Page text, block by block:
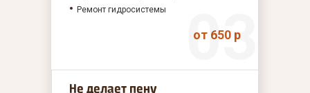
Ремонт гидросистемы
от 650 р
Не делает пену